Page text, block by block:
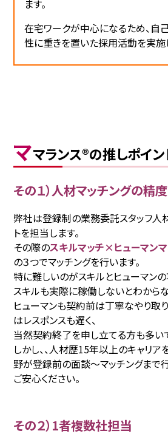
ます。
在宅ワークが中心になるため、自
性に重きを置いた採用活動を実施
ママランス®の推しポイン
その１）人材マッチングの精度
弊社は登録制の業務委託スタッフ人
トを担当します。
その際のスキルマッチ×ヒューマン
の３つでマッチングを行います。
特に難しいのがスキルとヒューマンの
スキルも実際に稼働しないとわからな
ヒューマンも契約前は丁寧なやり取
はレスポンスも遅く、
当然契約終了を申し立てる方も多い
しかし、、人材歴15年以上のキャリア
野が登録前の面談〜マッチングまで
ご安心ください。
その２）1者複数社担当